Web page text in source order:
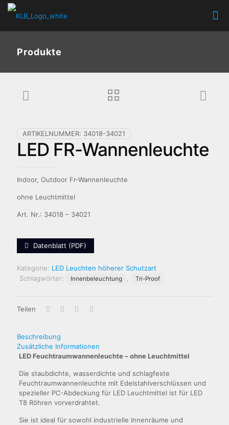
Produkte
ARTIKELNUMMER: 34018-34021
LED FR-Wannenleuchte
Indoor, Outdoor Fr-Wannenleuchte
ohne Leuchtmittel
Art. Nr.: 34018 – 34021
Datenblatt (PDF)
Kategorie: LED Leuchten höherer Schutzart
Schlagwörter:
Innenbeleuchtung Tri-Proof
Teilen
Beschreibung
Zusätzliche Informationen
LED Feuchtraumwannenleuchte – ohne Leuchtmittel
Die staubdichte, wasserdichte und schlagfeste
Feuchtraumwannenleuchte mit Edelstahlverschlüssen und
spezieller PC-Abdeckung für LED Leuchtmittel ist für LED
T8 Röhren vorverdrahtet.
Sie ist ideal für sowohl industrielle Innenräume und